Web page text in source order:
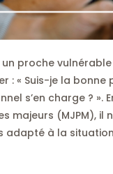
proche
: « Suis-je la
s’en charge ?
majeurs (MJPM), il
adapté à la